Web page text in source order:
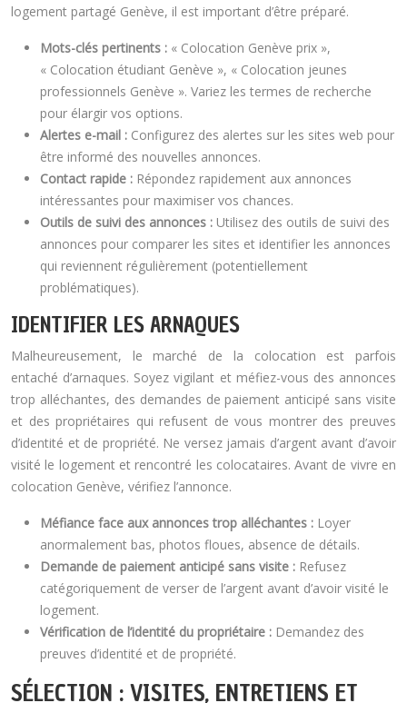
logement partagé Genève, il est important d’être préparé.
Mots-clés pertinents : « Colocation Genève prix »,
« Colocation étudiant Genève », « Colocation jeunes
professionnels Genève ». Variez les termes de recherche
pour élargir vos options.
Alertes e-mail : Configurez des alertes sur les sites web pour
être informé des nouvelles annonces.
Contact rapide : Répondez rapidement aux annonces
intéressantes pour maximiser vos chances.
Outils de suivi des annonces : Utilisez des outils de suivi des
annonces pour comparer les sites et identifier les annonces
qui reviennent régulièrement (potentiellement
problématiques).
IDENTIFIER LES ARNAQUES
Malheureusement, le marché de la colocation est parfois
entaché d’arnaques. Soyez vigilant et méfiez-vous des annonces
trop alléchantes, des demandes de paiement anticipé sans visite
et des propriétaires qui refusent de vous montrer des preuves
d’identité et de propriété. Ne versez jamais d’argent avant d’avoir
visité le logement et rencontré les colocataires. Avant de vivre en
colocation Genève, vérifiez l’annonce.
Méfiance face aux annonces trop alléchantes : Loyer
anormalement bas, photos floues, absence de détails.
Demande de paiement anticipé sans visite : Refusez
catégoriquement de verser de l’argent avant d’avoir visité le
logement.
Vérification de l’identité du propriétaire : Demandez des
preuves d’identité et de propriété.
SÉLECTION : VISITES, ENTRETIENS ET